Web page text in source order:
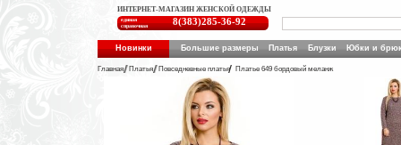
ИНТЕРНЕТ-МАГАЗИН ЖЕНСКОЙ ОДЕЖДЫ
единая
справочная
8(383)285-36-92
Новинки Большие размеры Платья Блузки Юбки и
Главная Платья Повседневные платья Платье 649 бордовый меланж